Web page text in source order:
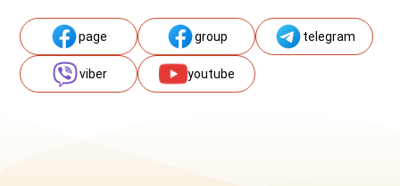
page group telegram
viber youtube